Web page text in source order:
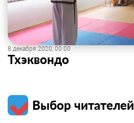
8 декабря 2020, 00:00
Тхэквондо
Выбор читателей